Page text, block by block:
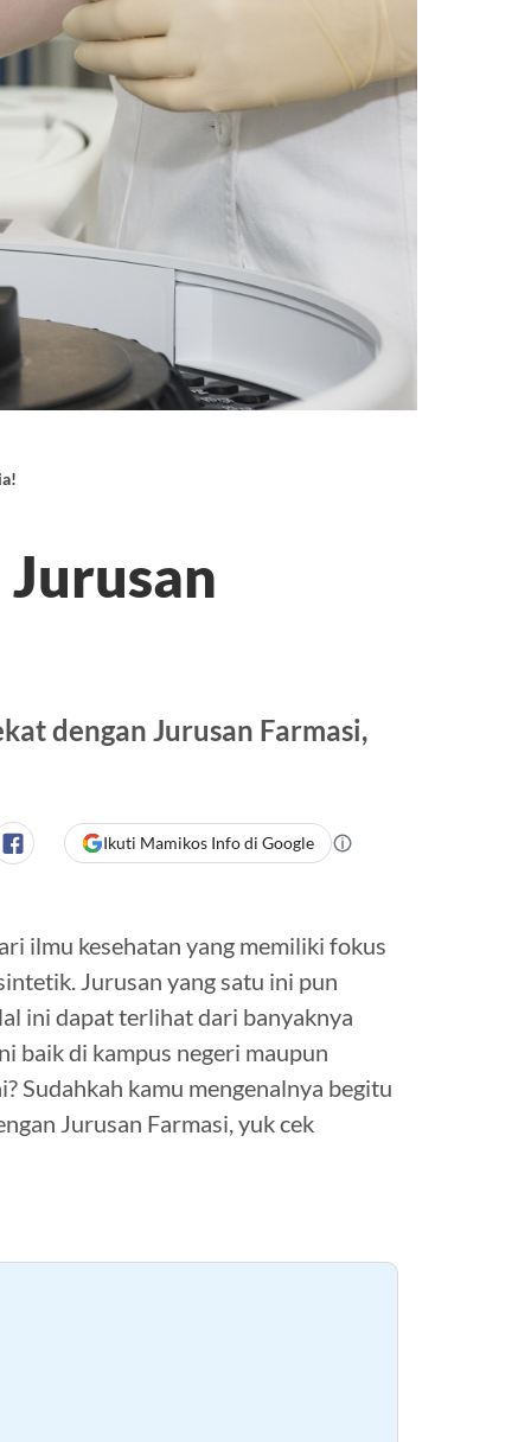
dengan Jurusan Farmasi,
Ikuti Mamikos Info di Google
ilmu kesehatan yang memiliki fokus
Jurusan yang satu ini pun
ini dapat terlihat dari banyaknya
baik di kampus negeri maupun
Sudahkah kamu mengenalnya begitu
Jurusan Farmasi, yuk cek